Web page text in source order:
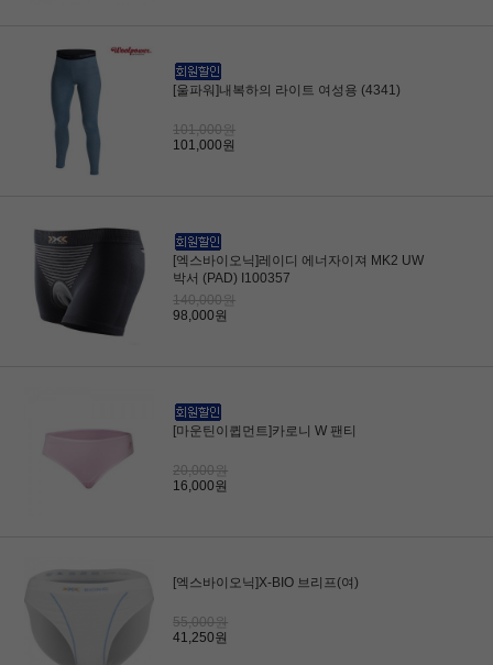
[울파워]내복하의 라이트 여성용 (4341)
101,000원
101,000원
[엑스바이오닉]레이디 에너자이져 MK2 UW
박서 (PAD) I100357
140,000원
98,000원
[마운틴이큅먼트]카로니 W 팬티
20,000원
16,000원
[엑스바이오닉]X-BIO 브리프(여)
55,000원
41,250원